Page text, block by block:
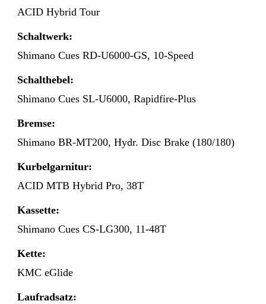
ACID Hybrid Tour
Schaltwerk:
Shimano Cues RD-U6000-GS, 10-Speed
Schalthebel:
Shimano Cues SL-U6000, Rapidfire-Plus
Bremse:
Shimano BR-MT200, Hydr. Disc Brake (180/180)
Kurbelgarnitur:
ACID MTB Hybrid Pro, 38T
Kassette:
Shimano Cues CS-LG300, 11-48T
Kette:
KMC eGlide
Laufradsatz: